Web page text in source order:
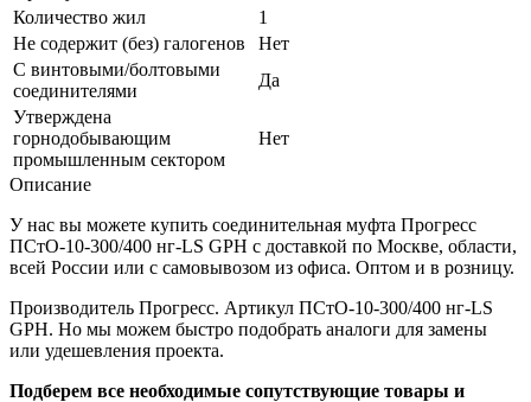
Количество жил
1
Не содержит (без) галогенов
Нет
С винтовыми/болтовыми
соединителями
Да
Утверждена
горнодобывающим
промышленным сектором
Нет
Описание
У нас вы можете купить соединительная муфта Прогресс
ПСтО-10-300/400 нг-LS GPH с доставкой по Москве, области,
всей России или с самовывозом из офиса. Оптом и в розницу.
Производитель Прогресс. Артикул ПСтО-10-300/400 нг-LS
GPH. Но мы можем быстро подобрать аналоги для замены
или удешевления проекта.
Подберем все необходимые сопутствующие товары и